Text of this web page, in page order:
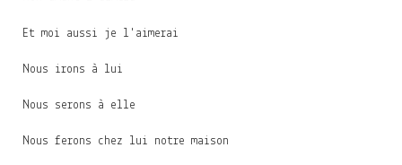
Et moi aussi je l'aimerai
Nous irons à lui
Nous serons à elle
Nous ferons chez lui notre maison